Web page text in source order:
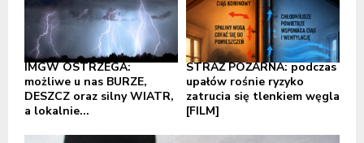
IMGW OSTRZEGA:
możliwe u nas BURZE,
DESZCZ oraz silny WIATR,
a lokalnie...
STRAŻ POŻARNA: podczas
upałów rośnie ryzyko
zatrucia się tlenkiem węgla
[FILM]